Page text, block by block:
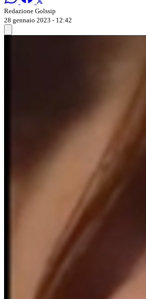
Redazione Golssip
28 gennaio 2023 - 12:42